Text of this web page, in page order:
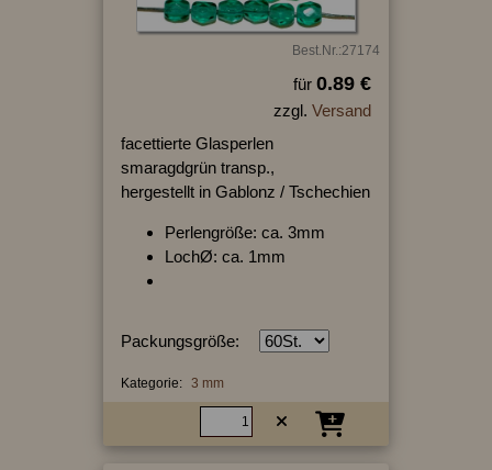
Best.Nr.:27174
für 0.89 €
zzgl. Versand
facettierte Glasperlen
smaragdgrün transp.,
hergestellt in Gablonz / Tschechien
Perlengröße: ca. 3mm
LochØ: ca. 1mm
Packungsgröße:
Kategorie: 3 mm